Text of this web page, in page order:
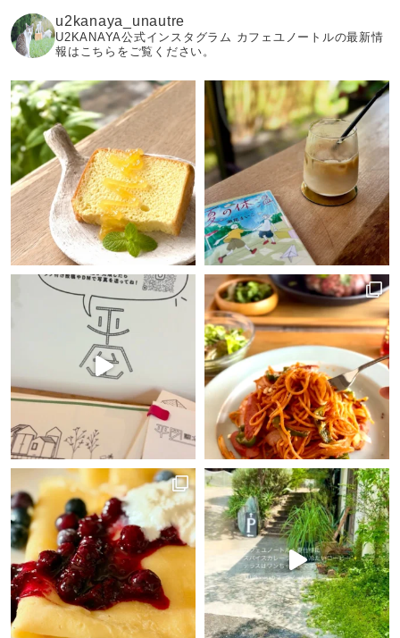
u2kanaya_unautre
U2KANAYA公式インスタグラム カフェユノートルの最新情
報はこちらをご覧ください。